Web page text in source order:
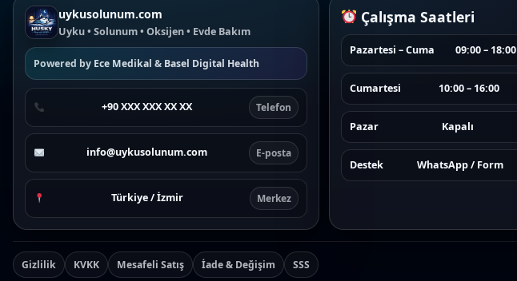
uykusolunum.com
Uyku • Solunum • Oksijen • Evde Bakım
Powered by Ece Medikal & Basel Digital Health
+90 XXX XXX XX XX Telefon
info@uykusolunum.com E-posta
Türkiye / İzmir Merkez
Çalışma Saatleri
Pazartesi – Cuma 09:00 – 18:00
Cumartesi 10:00 – 16:00
Pazar Kapalı
Destek WhatsApp / Form
Gizlilik KVKK Mesafeli Satış İade & Değişim SSS